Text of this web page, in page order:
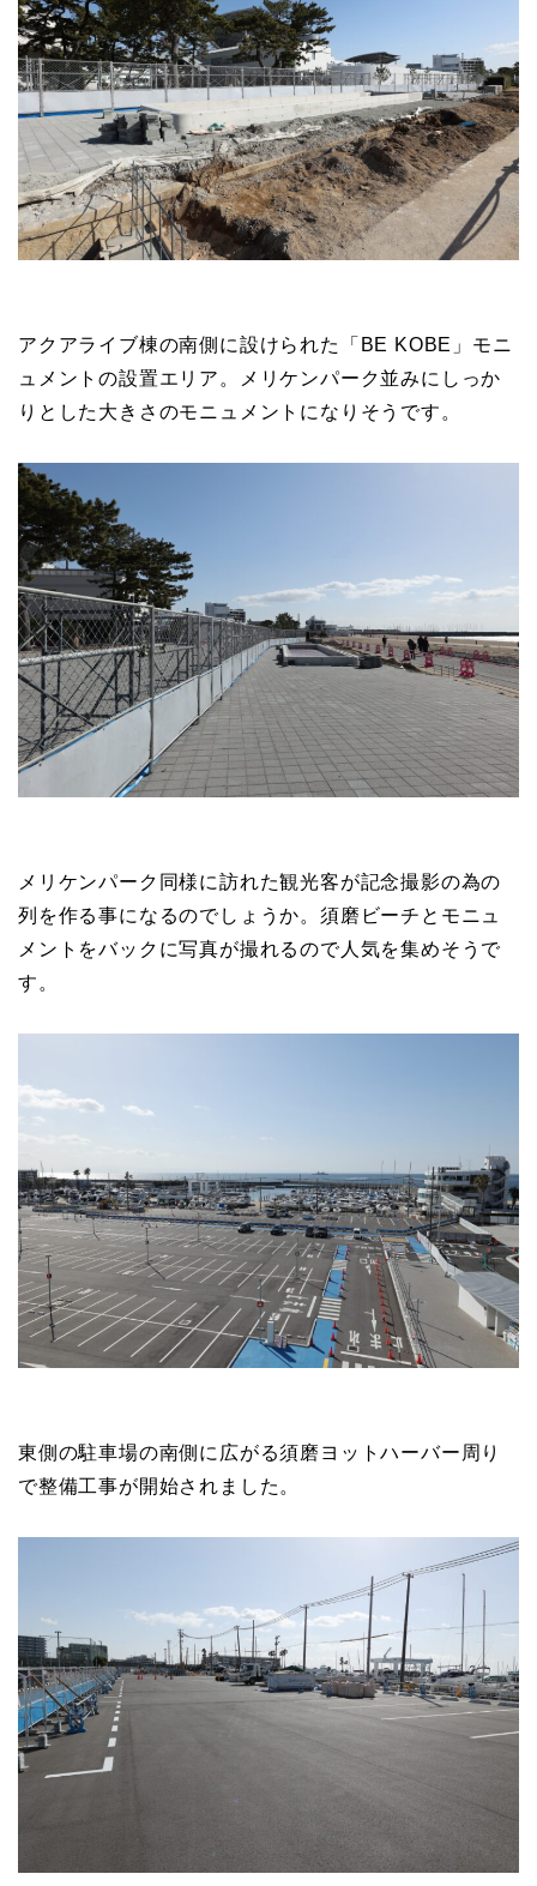
アクアライブ棟の南側に設けられた「BE KOBE」モニ
ュメントの設置エリア。メリケンパーク並みにしっか
りとした大きさのモニュメントになりそうです。
メリケンパーク同様に訪れた観光客が記念撮影の為の
列を作る事になるのでしょうか。須磨ビーチとモニュ
メントをバックに写真が撮れるので人気を集めそうで
す。
東側の駐車場の南側に広がる須磨ヨットハーバー周り
で整備工事が開始されました。